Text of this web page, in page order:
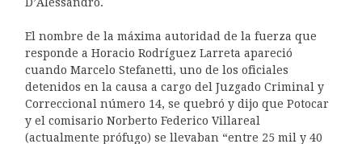
El nombre de la máxima autoridad de la fuerza que
responde a Horacio Rodríguez Larreta apareció
cuando Marcelo Stefanetti, uno de los oficiales
detenidos en la causa a cargo del Juzgado Criminal y
Correccional número 14, se quebró y dijo que Potocar
y el comisario Norberto Federico Villareal
(actualmente prófugo) se llevaban “entre 25 mil y 40